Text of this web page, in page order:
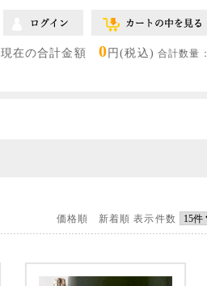
現在の合計金額 0 円(税込) 合計数量：
価格順 新着順 表示件数